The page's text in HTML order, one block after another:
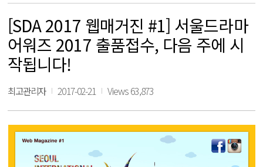
[SDA 2017 웹매거진 #1] 서울드라마
어워즈 2017 출품접수, 다음 주에 시
작됩니다!
최고관리자 2017-02-21 Views 63,873